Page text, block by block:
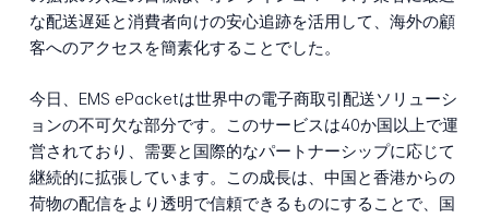
な配送遅延と消費者向けの安心追跡を活用して、海外の顧
客へのアクセスを簡素化することでした。
今日、EMS ePacketは世界中の電子商取引配送ソリューシ
ョンの不可欠な部分です。このサービスは40か国以上で運
営されており、需要と国際的なパートナーシップに応じて
継続的に拡張しています。この成長は、中国と香港からの
荷物の配信をより透明で信頼できるものにすることで、国